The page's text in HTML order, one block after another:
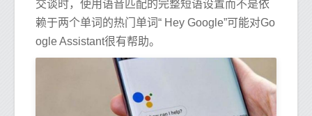
交谈时，使用语音匹配的完整短语设置而不是依
赖于两个单词的热门单词“ Hey Google”可能对Go
ogle Assistant很有帮助。